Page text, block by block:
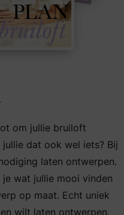
om jullie bruiloft
dat ook wel iets? Bij
laten ontwerpen.
wat jullie mooi vinden
op maat. Echt uniek
wilt laten ontwerpen,